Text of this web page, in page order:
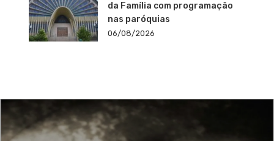
da Família com programação
nas paróquias
06/08/2026